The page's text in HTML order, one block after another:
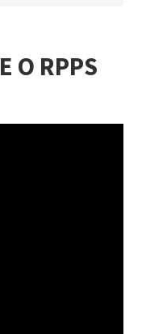
O RPPS